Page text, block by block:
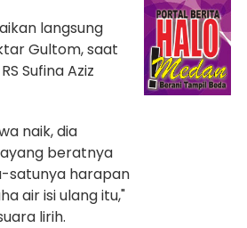
langsung
Gultom, saat
Sufina Aziz
naik, dia
beratnya
satunya harapan
air isi ulang itu,"
lirih.